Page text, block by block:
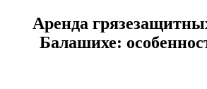
Аренда
Балашихе: